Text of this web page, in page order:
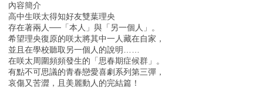
內容簡介
高中生咲太得知好友雙葉理央
存在著兩人──「本人」與「另一個人」。
希望理央復原的咲太將其中一人藏在自家，
並且在學校聽取另一個人的說明……
在咲太周圍頻頻發生的「思春期症候群」。
有點不可思議的青春戀愛喜劇系列第三彈，
哀傷又苦澀，且美麗動人的完結篇！